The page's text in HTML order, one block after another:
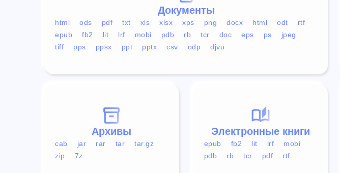
Документы
html ods pdf txt xls xlsx xps png docx html odt
rtf
epub
fb2 lit lrf mobi pdb rb tcr doc eps ps
jpeg
tiff
pps ppsx ppt pptx csv odp djvu
Электронные книги
epub fb2 lit lrf
mobi
pdb
rb tcr pdf rtf
Архивы
cab jar rar tar
tar.gz
zip
7z